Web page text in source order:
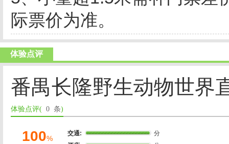
际票价为准。
体验点评
番禺长隆野生动物世界
体验点评( 0 条)
100%
交通:
分